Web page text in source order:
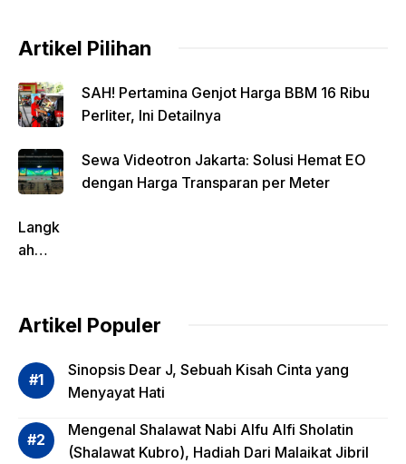
Artikel Pilihan
SAH! Pertamina Genjot Harga BBM 16 Ribu
Perliter, Ini Detailnya
Sewa Videotron Jakarta: Solusi Hemat EO
dengan Harga Transparan per Meter
Langk
ah
dalam
si
Risiko
asi
Reksa
Artikel Populer
Sinopsis Dear J, Sebuah Kisah Cinta yang
Menyayat Hati
Mengenal Shalawat Nabi Alfu Alfi Sholatin
(Shalawat Kubro), Hadiah Dari Malaikat Jibril